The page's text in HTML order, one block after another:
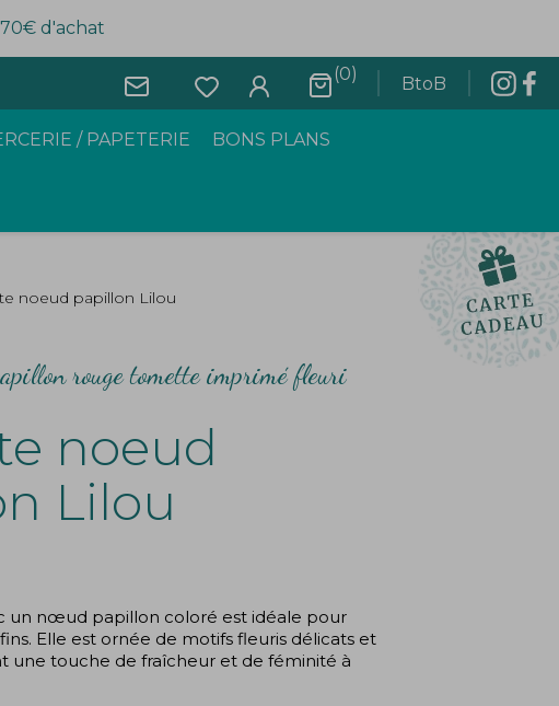
d'achat
(0) BtoB
/ PAPETERIE BONS PLANS
noeud papillon Lilou
rouge tomette imprimé fleuri
noeud
Lilou
un nœud papillon coloré est idéale pour
Elle est ornée de motifs fleuris délicats et
une touche de fraîcheur et de féminité à